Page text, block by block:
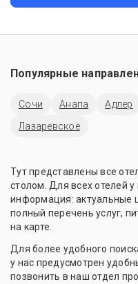
Популярные
Сочи Анапа Адлер
Лазаревское
Тут представлены все
столом. Для всех отелей
информация: актуальные
полный перечень услуг,
на карте.
Для более удобного
у нас предусмотрен
позвонить в наш отдел